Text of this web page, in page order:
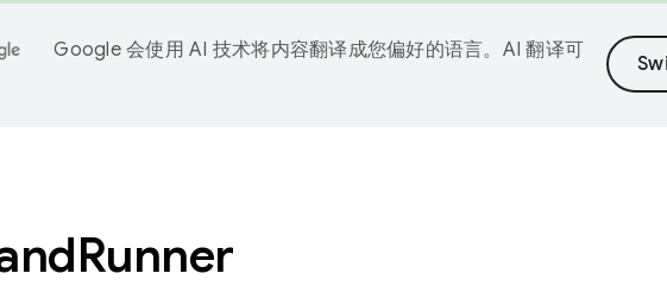
Google 会使用 AI 技术将内容翻译成您偏好的语言。AI 翻译可
Runner